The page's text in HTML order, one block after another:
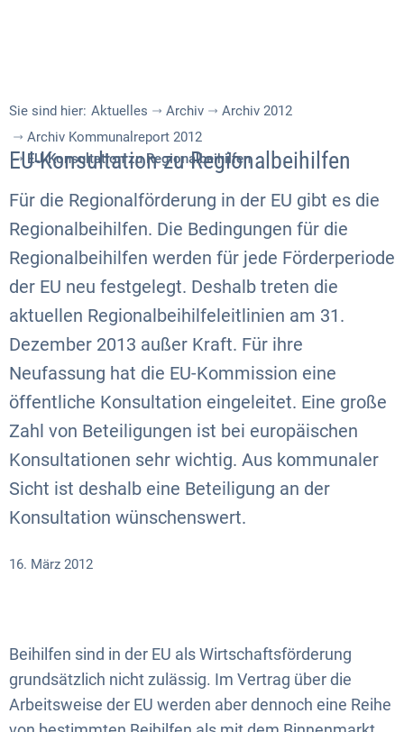
Sie sind hier: Aktuelles Archiv
Archiv 2012
Archiv Kommunalreport 2012
EU-Konsultation zu Regionalbeihilfen
EU-Konsultation zu Regionalbeihilfen
Für die Regionalförderung in der EU gibt es die
Regionalbeihilfen. Die Bedingungen für die
Regionalbeihilfen werden für jede Förderperiode
der EU neu festgelegt. Deshalb treten die
aktuellen Regionalbeihilfeleitlinien am 31.
Dezember 2013 außer Kraft. Für ihre
Neufassung hat die EU-Kommission eine
öffentliche Konsultation eingeleitet. Eine große
Zahl von Beteiligungen ist bei europäischen
Konsultationen sehr wichtig. Aus kommunaler
Sicht ist deshalb eine Beteiligung an der
Konsultation wünschenswert.
16. März 2012
Beihilfen sind in der EU als Wirtschaftsförderung
grundsätzlich nicht zulässig. Im Vertrag über die
Arbeitsweise der EU werden aber dennoch eine Reihe